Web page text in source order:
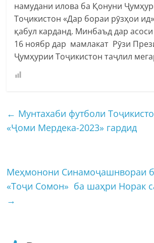
намудани илова ба Қонуни
Тоҷикистон «Дар бораи рӯзҳои
қабул карданд. Минбаъд дар
16 ноябр дар мамлакат Рӯзи
Ҷумҳурии Тоҷикистон таҷлил
← Мунтахаби футболи
«Ҷоми Мердека-2023» гардид
Меҳмонони Синамоҷашнвораи
«Тоҷи Сомон» ба шаҳри Норак
→